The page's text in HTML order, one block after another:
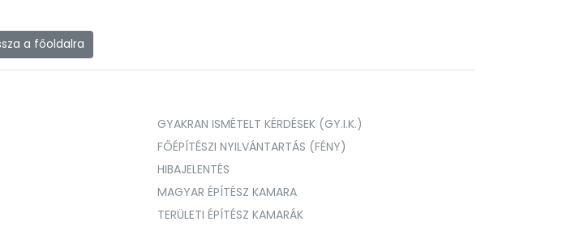
a főoldalra
GYAKRAN ISMÉTELT KÉRDÉSEK (GY.I.K.)
FŐÉPÍTÉSZI NYILVÁNTARTÁS (FÉNY)
HIBAJELENTÉS
MAGYAR ÉPÍTÉSZ KAMARA
TERÜLETI ÉPÍTÉSZ KAMARÁK